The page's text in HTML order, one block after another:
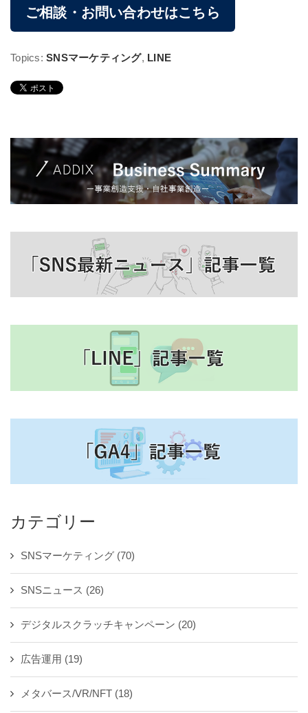
ご相談・お問い合わせはこちら
Topics: SNSマーケティング, LINE
カテゴリー
SNSマーケティング (70)
SNSニュース (26)
デジタルスクラッチキャンペーン (20)
広告運用 (19)
メタバース/VR/NFT (18)